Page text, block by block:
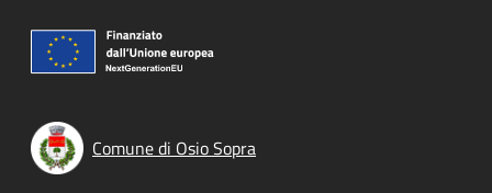
Comune di Osio Sopra